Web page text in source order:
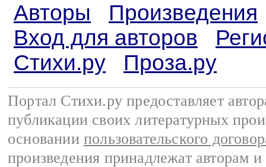
Авторы
Произведения
Вход для авторов
Стихи.ру
Проза.ру
Портал Стихи.ру предоставляет
публикации своих литературных
основании пользовательского
произведения принадлежат авторам